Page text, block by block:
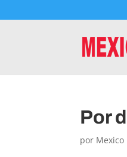
Por
por